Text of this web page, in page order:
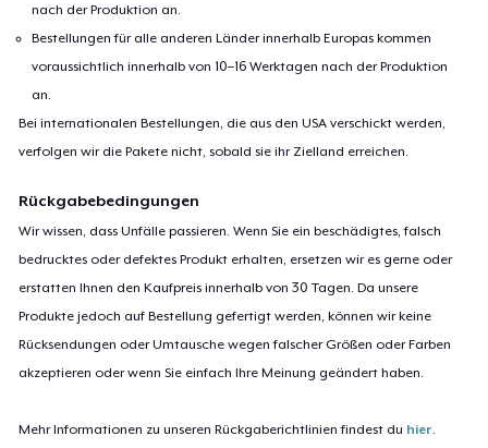
nach der Produktion an.
Bestellungen für alle anderen Länder innerhalb Europas kommen
voraussichtlich innerhalb von 10–16 Werktagen nach der Produktion
an.
Bei internationalen Bestellungen, die aus den USA verschickt werden,
verfolgen wir die Pakete nicht, sobald sie ihr Zielland erreichen.
Rückgabebedingungen
Wir wissen, dass Unfälle passieren. Wenn Sie ein beschädigtes, falsch
bedrucktes oder defektes Produkt erhalten, ersetzen wir es gerne oder
erstatten Ihnen den Kaufpreis innerhalb von 30 Tagen. Da unsere
Produkte jedoch auf Bestellung gefertigt werden, können wir keine
Rücksendungen oder Umtausche wegen falscher Größen oder Farben
akzeptieren oder wenn Sie einfach Ihre Meinung geändert haben.
Mehr Informationen zu unseren Rückgaberichtlinien findest du hier.